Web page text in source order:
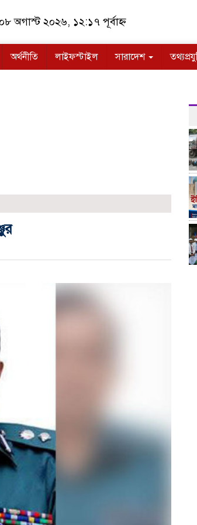
অগাস্ট ২০২৬, ১২:১৭ পূর্বাহ্ন
অর্থনীতি লাইফস্টাইল সারাদেশ